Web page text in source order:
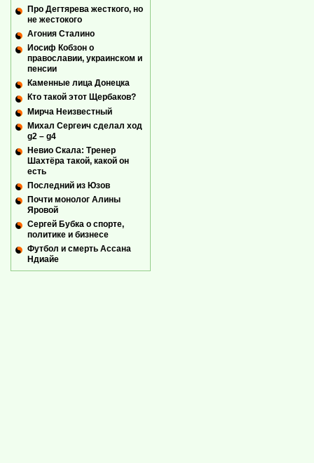
Про Дегтярева жесткого, но
не жестокого
Агония Сталино
Иосиф Кобзон о
православии, украинском и
пенсии
Каменные лица Донецка
Кто такой этот Щербаков?
Мирча Неизвестный
Михал Сергеич сделал ход
g2 – g4
Невио Скала: Тренер
Шахтёра такой, какой он
есть
Последний из Юзов
Почти монолог Алины
Яровой
Сергей Бубка о спорте,
политике и бизнесе
Футбол и смерть Ассана
Ндиайе